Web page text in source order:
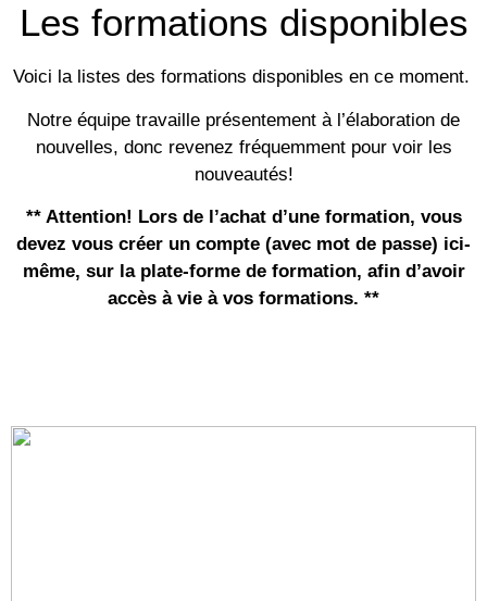
Les formations disponibles
Voici la listes des formations disponibles en ce moment.
Notre équipe travaille présentement à l’élaboration de
nouvelles, donc revenez fréquemment pour voir les
nouveautés!
** Attention! Lors de l’achat d’une formation, vous
devez vous créer un compte (avec mot de passe) ici-
même, sur la plate-forme de formation, afin d’avoir
accès à vie à vos formations. **